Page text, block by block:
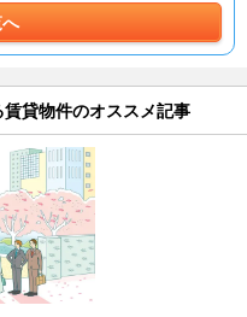
貸物件のオススメ記事